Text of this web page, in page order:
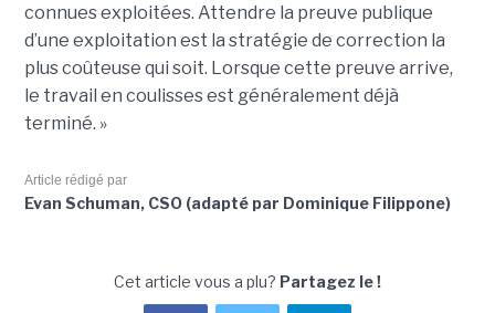
connues exploitées. Attendre la preuve publique
d’une exploitation est la stratégie de correction la
plus coûteuse qui soit. Lorsque cette preuve arrive,
le travail en coulisses est généralement déjà
terminé. »
Article rédigé par
Evan Schuman, CSO (adapté par Dominique Filippone)
Cet article vous a plu? Partagez le !